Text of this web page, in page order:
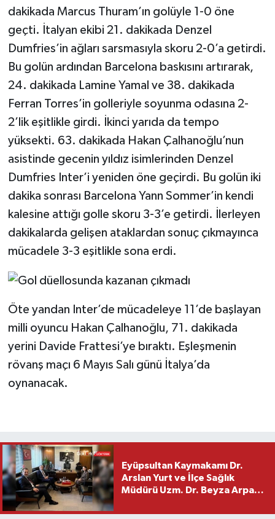
dakikada Marcus Thuram’ın golüyle 1-0 öne
geçti. İtalyan ekibi 21. dakikada Denzel
Dumfries’in ağları sarsmasıyla skoru 2-0’a getirdi.
Bu golün ardından Barcelona baskısını artırarak,
24. dakikada Lamine Yamal ve 38. dakikada
Ferran Torres’in golleriyle soyunma odasına 2-
2’lik eşitlikle girdi. İkinci yarıda da tempo
yüksekti. 63. dakikada Hakan Çalhanoğlu’nun
asistinde gecenin yıldız isimlerinden Denzel
Dumfries Inter’i yeniden öne geçirdi. Bu golün iki
dakika sonrası Barcelona Yann Sommer’in kendi
kalesine attığı golle skoru 3-3’e getirdi. İlerleyen
dakikalarda gelişen ataklardan sonuç çıkmayınca
mücadele 3-3 eşitlikle sona erdi.
Öte yandan Inter’de mücadeleye 11’de başlayan
milli oyuncu Hakan Çalhanoğlu, 71. dakikada
yerini Davide Frattesi’ye bıraktı. Eşleşmenin
rövanş maçı 6 Mayıs Salı günü İtalya’da
oynanacak.
Eyüpsultan Kaymakamı Dr.
Arslan Yurt ve İlçe Sağlık
Müdürü Uzm. Dr. Beyza Arpacı
Ziyareti